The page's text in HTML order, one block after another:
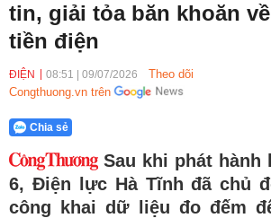
tin, giải tỏa băn khoăn
tiền điện
ĐIỆN 08:51 09/07/2026
Theo dõi
Congthuong.vn trên
Chia sẻ
Sau khi phát hành
6, Điện lực Hà Tĩnh đã chủ
công khai dữ liệu đo đếm